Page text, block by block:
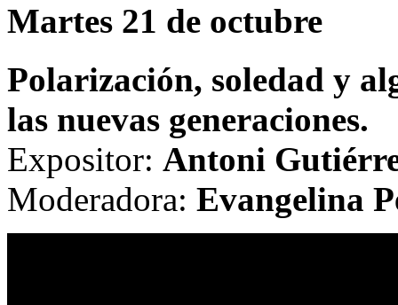
Martes 21 de octubre
Polarización, soledad y
las nuevas generaciones.
Expositor: Antoni
Moderadora: Evangelina